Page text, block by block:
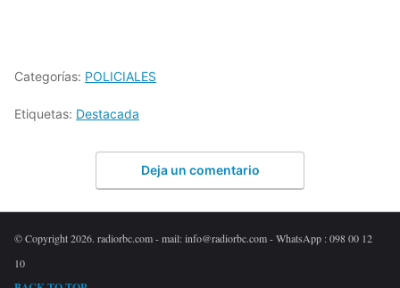
Categorías: POLICIALES
Etiquetas: Destacada
Deja un comentario
© Copyright 2026. radiorbc.com - mail: info@radiorbc.com - WhatsApp : 098 00 12
10